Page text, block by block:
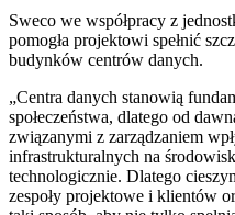
Sweco we współpracy z
pomogła projektowi spełnić
budynków centrów danych.
„Centra danych stanowią
społeczeństwa, dlatego od
związanymi z zarządzaniem
infrastrukturalnych na
technologicznie. Dlatego
zespoły projektowe i klientów